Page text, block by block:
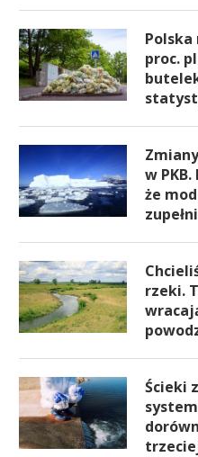
Polska
proc.
w
że
rzeki.
Ścieki